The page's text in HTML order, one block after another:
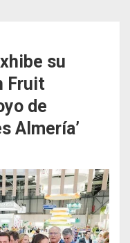
su
Fruit
de
Almería’